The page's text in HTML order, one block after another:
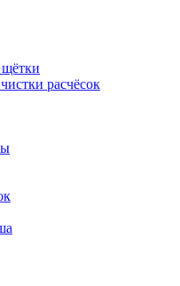
щётки
расчёсок